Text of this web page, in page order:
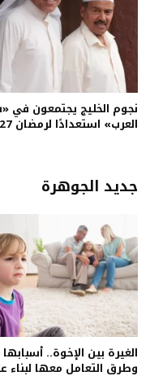
نجوم الخليج يجتمعون في
العرب» استعدادًا لرمضان 2027
جديد الجوهرة
الغيرة بين الإخوة.. أسبابها
وطرق التعامل معها لبناء